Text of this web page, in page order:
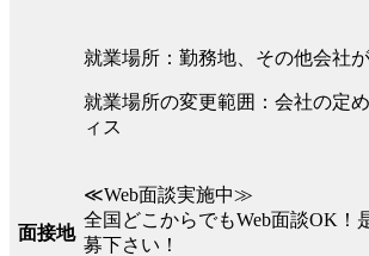
就業場所：勤務地、その他会社
就業場所の変更範囲：会社の定
ィス
面接地
≪Web面談実施中≫
全国どこからでもWeb面談OK！
募下さい！